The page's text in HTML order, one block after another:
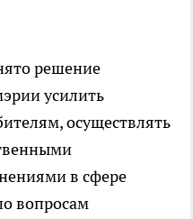
решение
усилить
осуществлять
в сфере
вопросам